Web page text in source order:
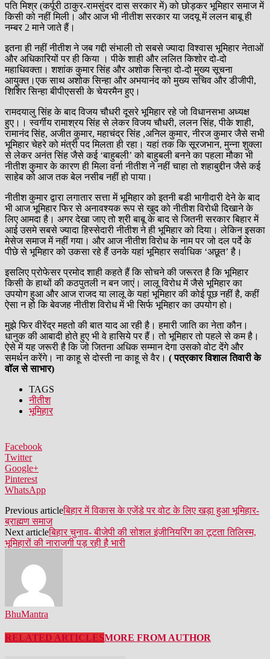
पति मिश्र (कर्पूरी ठाकुर-रामसुंदर दास सरकार में) को छोड़कर भूमिहार समाज में
किसी को नहीं मिली। और आज भी नीतीश सरकार या जदयू में ललन बाबू ही
नम्बर 2 माने जाते हैं।
इतना ही नहीं नीतीश ने जब गद्दी संभाली तो सबसे ज्यादा विश्वास भूमिहार नेताओं
और अधिकारियों पर ही किया । पीके शाही और ललित किशोर दो-दो
महाधिवक्ता। शशांक कुमार सिंह और अशोक सिन्हा दो-दो मुख्य सूचना
आयुक्त।एक साथ अशोक सिन्हा और अभयानंद को मुख्य सचिव और डीजीपी,
शिशिर सिन्हा बीपीएससी के चेयरमैन हुए।
रामदयालु सिंह के बाद विजय चौधरी दूसरे भूमिहार रहे जो विधानसभा अध्यक्ष
हुए।। स्वर्गीय रामाश्रय सिंह से लेकर विजय चौधरी, ललन सिंह, पीके शाही,
रामानंद सिंह, अजीत कुमार, महाचंद्र सिंह ,अनिल कुमार, नीरज कुमार जैसे सभी
भूमिहार चेहरे को मंत्री पद मिलता ही रहा। यहां तक कि सूरजभान, मुन्ना शुक्ला
से लेकर अनंत सिंह जैसे कई ‘बाहुबली’ को बाहुबली बनने का पहला मौका भी
नीतीश कुमार के कारण ही मिला वर्ना नीतीश ने नहीं चाहा तो शहाबुद्दीन जैसे कई
साहेब को आज तक बेल नसीब नहीं हो पाया।
नीतीश कुमार द्वारा लगातार सत्ता में भूमिहार को इतनी बडी भागीदारी देने के बाद
भी आज भूमिहार फिर से अनावश्यक रूप से खुद को नीतीश विरोधी दिखाने के
लिए आमदा है। अगर देखा जाए तो श्री बाबू के बाद से जितनी सरकार बिहार में
आई उसमे सबसे ज्यादा हिस्सेदारी नीतीश ने ही भूमिहार को दिया। लेकिन इसका
मेसेज समाज में नहीं गया। और आज नीतीश विरोध के नाम पर जो दल पर्दे के
पीछे से भूमिहार को उकसा रहे हैं उनके यहां भूमिहार सर्वाधिक ‘अछूत’ है।
इसलिए प्रोफेसर प्रमोद शाही कहते हैं कि सोचने की जरूरत है कि भूमिहार
किसी के हाथों की कठपुतली न बन जाएं। लालू विरोध में जैसे भूमिहार का
उपयोग हुआ और आज राजद या लालू के यहां भूमिहार की कोई पूछ नहीं है, कहीं
ऐसा न हो कि बेवजह नीतीश विरोध में भी सिर्फ भूमिहार का उपयोग हो।
मुझे फिर वीरेंद्र महतो की बात याद आ रही है। हमारी जाति का नेता कौन।
धानुक की आबादी होते हुए भी वे हासिये पर हैं। तो भूमिहार तो पहले से कम है।
ऐसे में यह जरूरी है कि जो जितना अधिक सम्मान देगा उसको वोट देंगे और
समर्थन करेंगे। ना काहू से दोस्ती ना काहू से वैर। ( पत्रकार विशाल तिवारी के
वॉल से साभार)
TAGS
नीतीश
भूमिहार
Facebook
Twitter
Google+
Pinterest
WhatsApp
Previous articleबिहार में विकास के एजेंडे पर वोट के लिए खड़ा हुआ भूमिहार-
ब्राह्मण समाज
Next articleबिहार चुनाव- बीजेपी की सोशल इंजीनियरिंग का टूटता तिलिस्म,
भूमिहारों की नाराजगी पड़ रही है भारी
BhuMantra
RELATED ARTICLESMORE FROM AUTHOR